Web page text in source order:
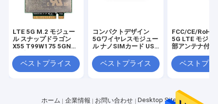
LTE 5G M.2 モジュー
ル スナップドラゴン
X55 T99W175 5GNR
ベストプライス
コンパクトデザイン
5Gワイヤレスモジュー
ル ナノSIMカード USB
ェース
ベストプライス
FCC/CE/RoHS
5G LTE モジュ
部アンテナ付き
ベストプラ
ホーム 企業情報 お問い合わせ Desktop Site